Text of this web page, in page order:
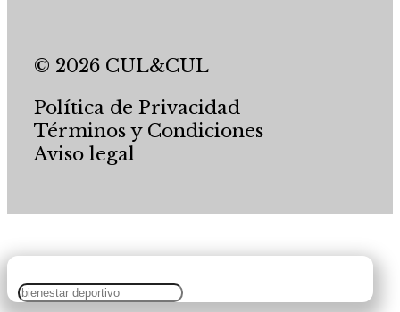
© 2026 CUL&CUL
Política de Privacidad
Términos y Condiciones
Aviso legal